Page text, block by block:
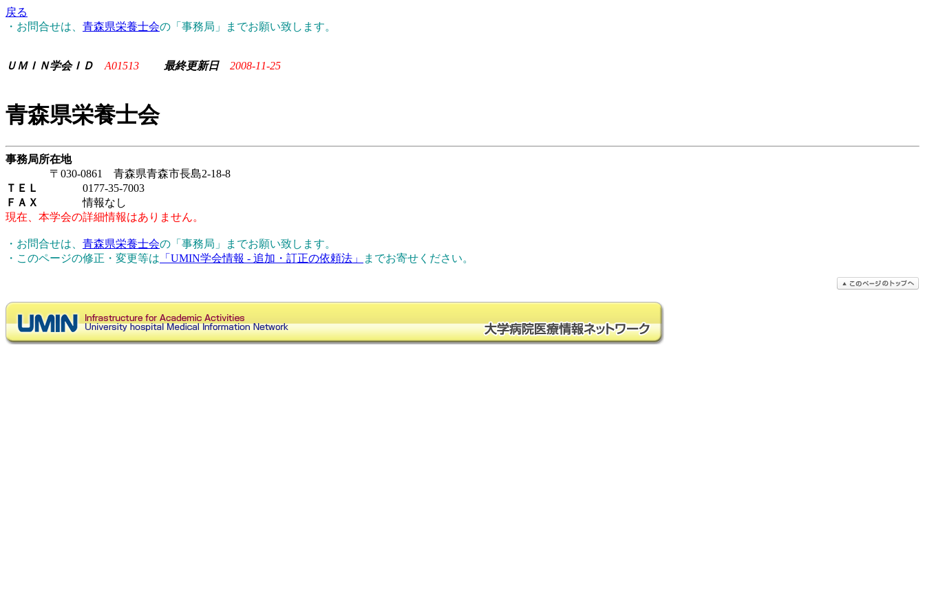
戻る
・お問合せは、 青森県栄養士会の「事務局」までお願い致します。
ＵＭＩＮ学会ＩＤ A01513 最終更新日 2008-11-25
青森県栄養士会
事務局所在地
〒030-0861 青森県青森市長島2-18-8
ＴＥＬ
0177-35-7003
ＦＡＸ
情報なし
現在、本学会の詳細情報はありません。
・お問合せは、 青森県栄養士会の「事務局」までお願い致します。
・このページの修正・変更等は 「UMIN学会情報 - 追加・訂正の依頼法」 までお寄せください。